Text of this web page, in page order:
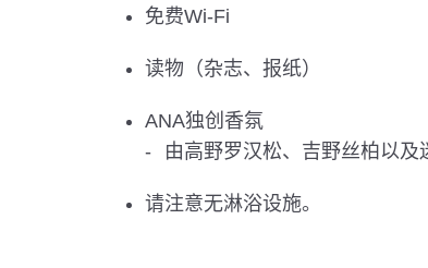
免费Wi-Fi
读物（杂志、报纸）
ANA独创香氛
由高野罗汉松、吉野丝柏以及
请注意无淋浴设施。